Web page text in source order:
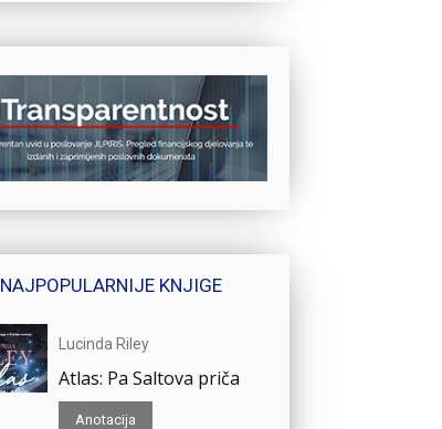
NAJPOPULARNIJE KNJIGE
Lucinda Riley
Atlas: Pa Saltova priča
Anotacija